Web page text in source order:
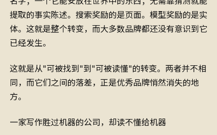
提取的事实陈述。搜索奖励的是页面。模型奖励的是实
体。这就是整个转变，而大多数品牌都还没有意识到它
已经发生。
这就是从"可被找到"到"可被读懂"的转变。两者并不相
同，而它们之间的落差，正是优秀品牌悄然消失的地
方。
一家写作胜过机器的公司，却读不懂给机器